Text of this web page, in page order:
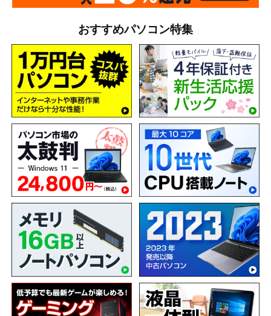
おすすめパソコン特集